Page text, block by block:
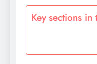
Key sections in